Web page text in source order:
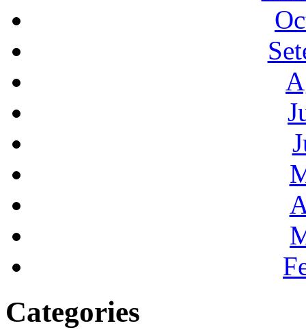
Categories